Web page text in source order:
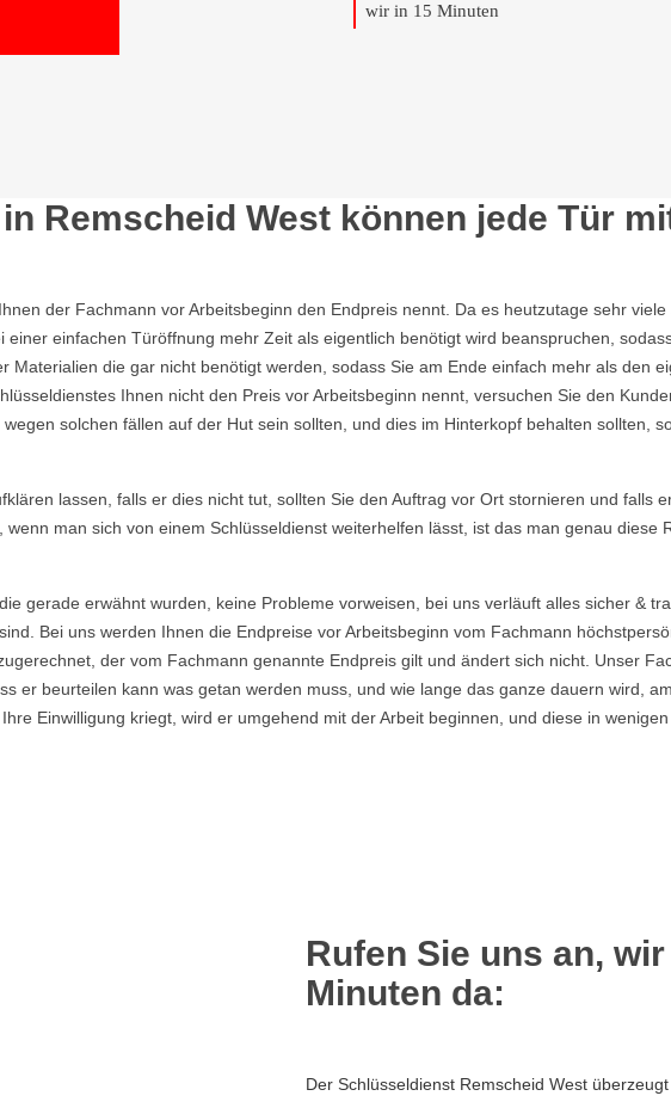
wir in 15 Minuten
Remscheid West können jede Tür
der Fachmann vor Arbeitsbeginn den Endpreis nennt. Da es heutzutage sehr
einfachen Türöffnung mehr Zeit als eigentlich benötigt wird beanspruchen,
Materialien die gar nicht benötigt werden, sodass Sie am Ende einfach mehr als den
Ihnen nicht den Preis vor Arbeitsbeginn nennt, versuchen Sie den
solchen fällen auf der Hut sein sollten, und dies im Hinterkopf behalten sollten,
lassen, falls er dies nicht tut, sollten Sie den Auftrag vor Ort stornieren und falls
man sich von einem Schlüsseldienst weiterhelfen lässt, ist das man genau diese
gerade erwähnt wurden, keine Probleme vorweisen, bei uns verläuft alles sicher &
Bei uns werden Ihnen die Endpreise vor Arbeitsbeginn vom Fachmann
der vom Fachmann genannte Endpreis gilt und ändert sich nicht. Unser
er beurteilen kann was getan werden muss, und wie lange das ganze dauern wird,
Einwilligung kriegt, wird er umgehend mit der Arbeit beginnen, und diese in
Rufen Sie uns an,
Minuten da:
Der Schlüsseldienst Remscheid West